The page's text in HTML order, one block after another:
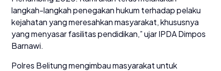
langkah-langkah penegakan hukum terhadap pelaku
kejahatan yang meresahkan masyarakat, khususnya
yang menyasar fasilitas pendidikan,” ujar IPDA Dimpos
Barnawi.
Polres Belitung mengimbau masyarakat untuk